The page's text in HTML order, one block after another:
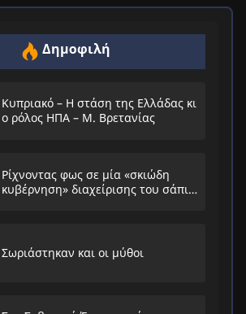
Δημοφιλή
Κυπριακό – Η στάση της Ελλάδας κι
ο ρόλος ΗΠΑ – Μ. Βρετανίας
Ρίχνοντας φως σε μία «σκιώδη
κυβέρνηση» διαχείρισης του σάπιου
Σωριάστηκαν και οι μύθοι